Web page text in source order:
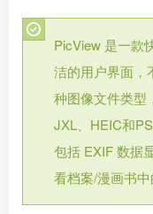
PicView 是一款
洁的用户界面，
种图像文件类型
JXL、HEIC和
包括 EXIF 数据
看档案/漫画书中